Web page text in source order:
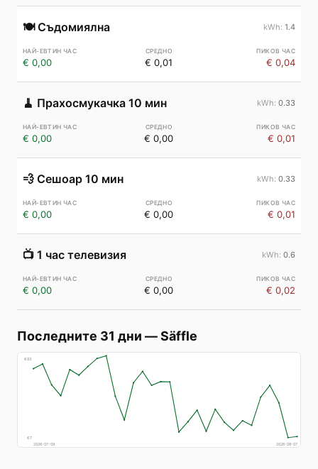
🍽️ Съдомиялна 1.4
€ 0,00 € 0,01 € 0,04
🧹 Прахосмукачка 10 мин 0.33
€ 0,00 € 0,00 € 0,01
💨 Сешоар 10 мин 0.33
€ 0,00 € 0,00 € 0,01
📺 1 час телевизия 0.6
€ 0,00 € 0,00 € 0,02
Последните 31 дни —Säffle
€83
€7
2026-07-09
2026-08-07